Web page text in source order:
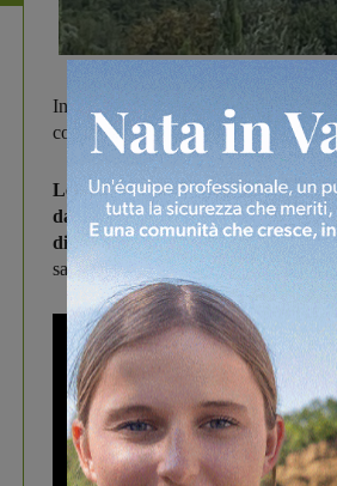
In questo momento l’incendio è
con un fronte di circa 200 metri.
Le fiamme si stanno propagando
dalla pendenza favorevole. In
di volontariato antincendio
sala operativa regionale ha disposto